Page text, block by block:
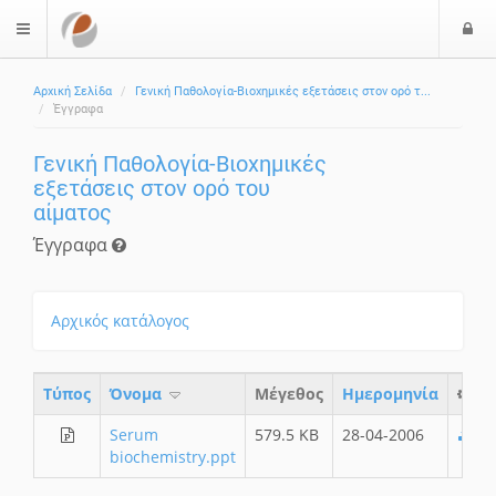
$langMenu
Αρχική Σελίδα
Γενική Παθολογία-Βιοχημικές εξετάσεις στον ορό τ...
Έγγραφα
Γενική Παθολογία-Βιοχημικές
εξετάσεις στον ορό του
αίματος
Έγγραφα
Αρχικός κατάλογος
Τύπος Όνομα Μέγεθος
Ημερομηνία
Serum
biochemistry.ppt
579.5 KB 28-04-2006